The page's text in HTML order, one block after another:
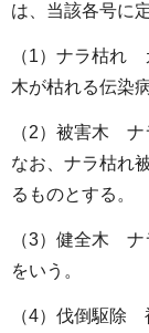
は、当該各号に
（1）ナラ枯れ
木が枯れる伝染
（2）被害木 ナ
なお、ナラ枯れ
るものとする。
（3）健全木 ナ
をいう。
（4）伐倒駆除